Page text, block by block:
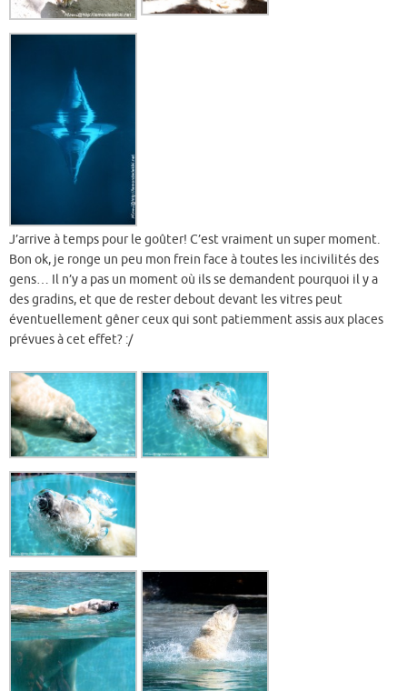
J’arrive à temps pour le goûter! C’est vraiment un super moment.
Bon ok, je ronge un peu mon frein face à toutes les incivilités des
gens… Il n’y a pas un moment où ils se demandent pourquoi il y a
des gradins, et que de rester debout devant les vitres peut
éventuellement gêner ceux qui sont patiemment assis aux places
prévues à cet effet? :/